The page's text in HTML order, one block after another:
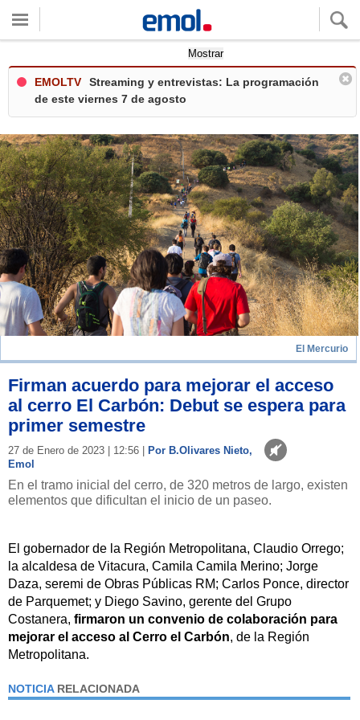
Mostrar
EMOLTV
Streaming y entrevistas: La programación
de este viernes 7 de agosto
El Mercurio
Firman acuerdo para mejorar el acceso
al cerro El Carbón: Debut se espera para
primer semestre
27 de Enero de 2023 | 12:56 |
Por B.Olivares Nieto,
Emol
En el tramo inicial del cerro, de 320 metros de largo, existen
elementos que dificultan el inicio de un paseo.
El gobernador de la Región Metropolitana, Claudio Orrego;
la alcaldesa de Vitacura, Camila Camila Merino; Jorge
Daza, seremi de Obras Públicas RM; Carlos Ponce, director
de Parquemet; y Diego Savino, gerente del Grupo
Costanera, firmaron un convenio de colaboración para
mejorar el acceso al Cerro el Carbón, de la Región
Metropolitana.
NOTICIARELACIONADA